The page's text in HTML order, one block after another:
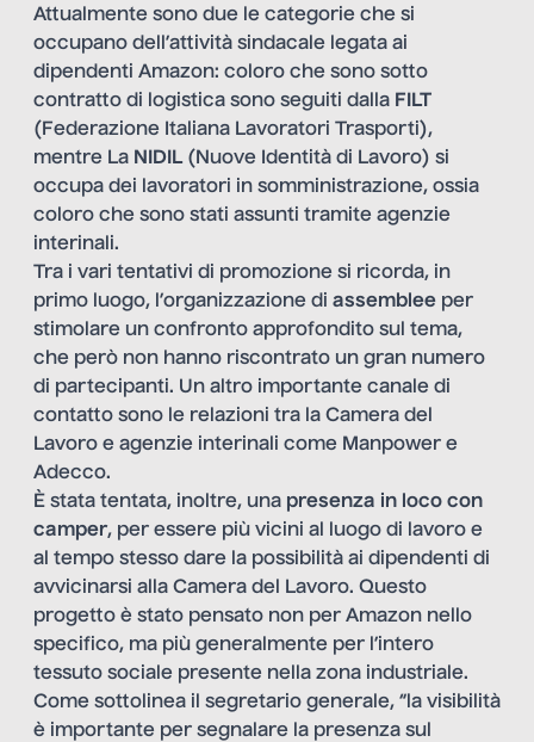
Attualmente sono due le categorie che si
occupano dell’attività sindacale legata ai
dipendenti Amazon: coloro che sono sotto
contratto di logistica sono seguiti dalla FILT
(Federazione Italiana Lavoratori Trasporti),
mentre La NIDIL(Nuove Identità di Lavoro) si
occupa dei lavoratori in somministrazione, ossia
coloro che sono stati assunti tramite agenzie
interinali.
Tra i vari tentativi di promozione si ricorda, in
primo luogo, l’organizzazione di assemblee per
stimolare un confronto approfondito sul tema,
che però non hanno riscontrato un gran numero
di partecipanti. Un altro importante canale di
contatto sono le relazioni tra la Camera del
Lavoro e agenzie interinali come Manpower e
Adecco.
È stata tentata, inoltre, una presenza in loco con
camper, per essere più vicini al luogo di lavoro e
al tempo stesso dare la possibilità ai dipendenti di
avvicinarsi alla Camera del Lavoro. Questo
progetto è stato pensato non per Amazon nello
specifico, ma più generalmente per l’intero
tessuto sociale presente nella zona industriale.
Come sottolinea il segretario generale, “la visibilità
è importante per segnalare la presenza sul